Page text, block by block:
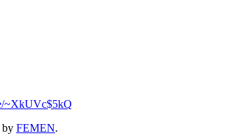
~XkUVc$5kQ
by FEMEN.